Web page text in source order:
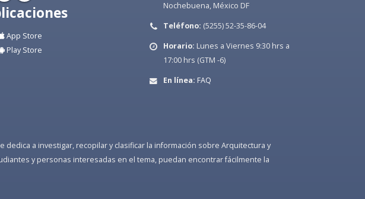
App Store
Play Store
Nochebuena, México DF
Teléfono: (5255) 52-35-86-04
Horario: Lunes a Viernes 9:30 hrs a
17:00 hrs (GTM -6)
En línea: FAQ
a investigar, recopilar y clasificar la información sobre Arquitectura y
y personas interesadas en el tema, puedan encontrar fácilmente la